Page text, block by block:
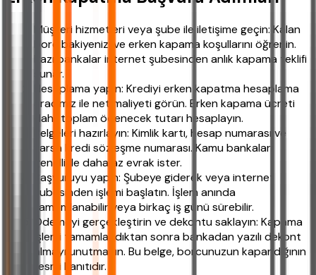
Müşteri hizmetleri veya şube ile iletişime geçin: Kalan
borç bakiyenizi ve erken kapama koşullarını öğrenin.
Bazı bankalar internet şubesinden anlık kapama teklifi
sunar.
Hesaplama yapın: Krediyi erken kapatma hesaplama
aracımız ile net maliyeti görün. Erken kapama ücreti
dahil toplam ödenecek tutarı hesaplayın.
Belgeleri hazırlayın: Kimlik kartı, hesap numarası ve
varsa kredi sözleşme numarası. Kamu bankaları
genellikle daha az evrak ister.
Başvuruyu yapın: Şubeye giderek veya internet
şubesinden işlemi başlatın. İşlem anında
tamamlanabilir veya birkaç iş günü sürebilir.
Ödemeyi gerçekleştirin ve dekontu saklayın: Kapama
işlemi tamamlandıktan sonra bankadan yazılı dekont
almayı unutmayın. Bu belge, borcunuzun kapandığının
resmi kanıtıdır.